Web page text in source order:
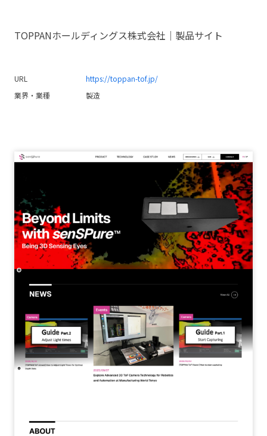
TOPPANホールディングス株式会社｜製品サイト
URL
https://toppan-tof.jp/
業界・業種
製造